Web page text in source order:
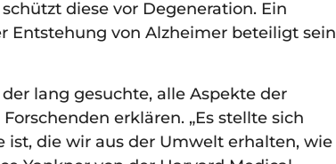
diese vor Degeneration. Ein
Entstehung von Alzheimer beteiligt sein
lang gesuchte, alle Aspekte der
erklären. „Es stellte sich
ist, die wir aus der Umwelt erhalten, wie